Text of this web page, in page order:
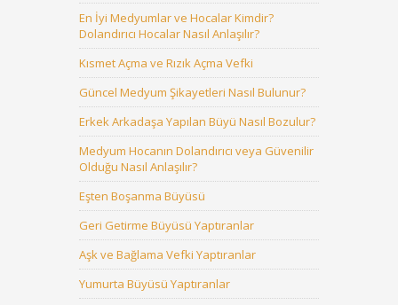
En İyi Medyumlar ve Hocalar Kimdir?
Dolandırıcı Hocalar Nasıl Anlaşılır?
Kısmet Açma ve Rızık Açma Vefki
Güncel Medyum Şikayetleri Nasıl Bulunur?
Erkek Arkadaşa Yapılan Büyü Nasıl Bozulur?
Medyum Hocanın Dolandırıcı veya Güvenilir
Olduğu Nasıl Anlaşılır?
Eşten Boşanma Büyüsü
Geri Getirme Büyüsü Yaptıranlar
Aşk ve Bağlama Vefki Yaptıranlar
Yumurta Büyüsü Yaptıranlar